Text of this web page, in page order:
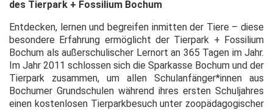
des Tierpark + Fossilium Bochum
Entdecken, lernen und begreifen inmitten der Tiere – diese
besondere Erfahrung ermöglicht der Tierpark + Fossilium
Bochum als außerschulischer Lernort an 365 Tagen im Jahr.
Im Jahr 2011 schlossen sich die Sparkasse Bochum und der
Tierpark zusammen, um allen Schulanfänger*innen aus
Bochumer Grundschulen während ihres ersten Schuljahres
einen kostenlosen Tierparkbesuch unter zoopädagogischer